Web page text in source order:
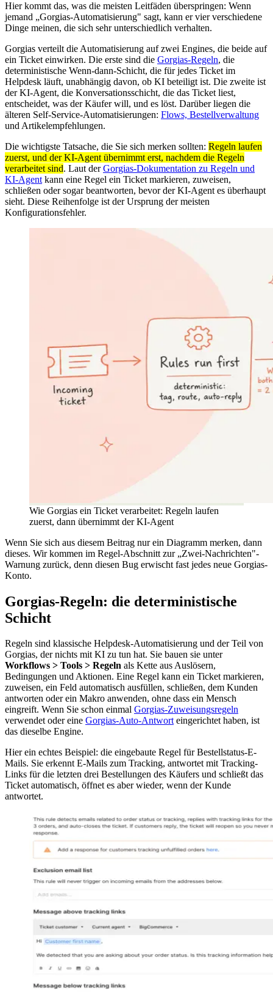
Hier kommt das, was die meisten Leitfäden überspringen: Wenn
jemand „Gorgias-Automatisierung" sagt, kann er vier verschiedene
Dinge meinen, die sich sehr unterschiedlich verhalten.
Gorgias verteilt die Automatisierung auf zwei Engines, die beide auf
ein Ticket einwirken. Die erste sind die Gorgias-Regeln, die
deterministische Wenn-dann-Schicht, die für jedes Ticket im
Helpdesk läuft, unabhängig davon, ob KI beteiligt ist. Die zweite ist
der KI-Agent, die Konversationsschicht, die das Ticket liest,
entscheidet, was der Käufer will, und es löst. Darüber liegen die
älteren Self-Service-Automatisierungen: Flows, Bestellverwaltung
und Artikelempfehlungen.
Die wichtigste Tatsache, die Sie sich merken sollten: Regeln laufen
zuerst, und der KI-Agent übernimmt erst, nachdem die Regeln
verarbeitet sind. Laut derGorgias-Dokumentation zu Regeln und
KI-Agent kann eine Regel ein Ticket markieren, zuweisen,
schließen oder sogar beantworten, bevor der KI-Agent es überhaupt
sieht. Diese Reihenfolge ist der Ursprung der meisten
Konfigurationsfehler.
Wie Gorgias ein Ticket verarbeitet: Regeln laufen
zuerst, dann übernimmt der KI-Agent
Wenn Sie sich aus diesem Beitrag nur ein Diagramm merken, dann
dieses. Wir kommen im Regel-Abschnitt zur „Zwei-Nachrichten"-
Warnung zurück, denn diesen Bug erwischt fast jedes neue Gorgias-
Konto.
Gorgias-Regeln: die deterministische
Schicht
Regeln sind klassische Helpdesk-Automatisierung und der Teil von
Gorgias, der nichts mit KI zu tun hat. Sie bauen sie unter
Workflows > Tools > Regeln als Kette aus Auslösern,
Bedingungen und Aktionen. Eine Regel kann ein Ticket markieren,
zuweisen, ein Feld automatisch ausfüllen, schließen, dem Kunden
antworten oder ein Makro anwenden, ohne dass ein Mensch
eingreift. Wenn Sie schon einmal Gorgias-Zuweisungsregeln
verwendet oder eine Gorgias-Auto-Antworteingerichtet haben, ist
das dieselbe Engine.
Hier ein echtes Beispiel: die eingebaute Regel für Bestellstatus-E-
Mails. Sie erkennt E-Mails zum Tracking, antwortet mit Tracking-
Links für die letzten drei Bestellungen des Käufers und schließt das
Ticket automatisch, öffnet es aber wieder, wenn der Kunde
antwortet.